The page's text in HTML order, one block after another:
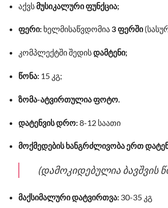
აქვსმუსიკალური ფუნქცია;
ფერი:ხელმისაწვდომია 3 ფერში
კომპლექტში შედისდამტენი;
წონა:15 კგ;
ზომა-ატვირთულია ფოტო.
დატენვის დრო:8-12 საათი
მოქმედების ხანგრძლივობა ერთ
(დამოკიდებულია ბავშვის
მაქსიმალური დატვირთვა:30-35 კგ